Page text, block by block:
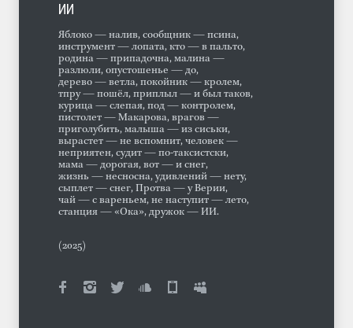
ИИ
Яблоко — налив, сообщник — псина,
инструмент — лопата, кто — в пальто,
родина — припадочна, малина —
разлюли, опустошенье — до,
дерево — ветла, покойник — кролем,
тпру — пошёл, приплыл — и был таков,
курица — слепая, под — контролем,
пистолет — Макарова, врагов —
приголубить, малыша — из сиськи,
вырастет — не вспомнит, человек —
неприятен, судит — по-таксистски,
мама — дорогая, вот — и снег,
жизнь — несносна, удивлений — нету,
сыплет — снег, Протва — у Верии,
чай — с вареньем, не наступит — лето,
станция — «Ока», дружок — ИИ.
(2025)